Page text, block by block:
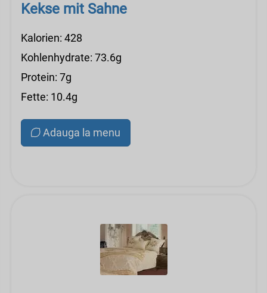
Kekse mit Sahne
Kalorien: 428
Kohlenhydrate: 73.6g
Protein: 7g
Fette: 10.4g
Adauga la menu